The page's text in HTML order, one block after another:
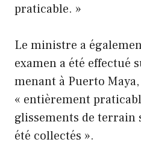
praticable. »
Le ministre a
examen a été effectué
menant à Puerto
« entièrement
glissements de terrain
été collectés ».